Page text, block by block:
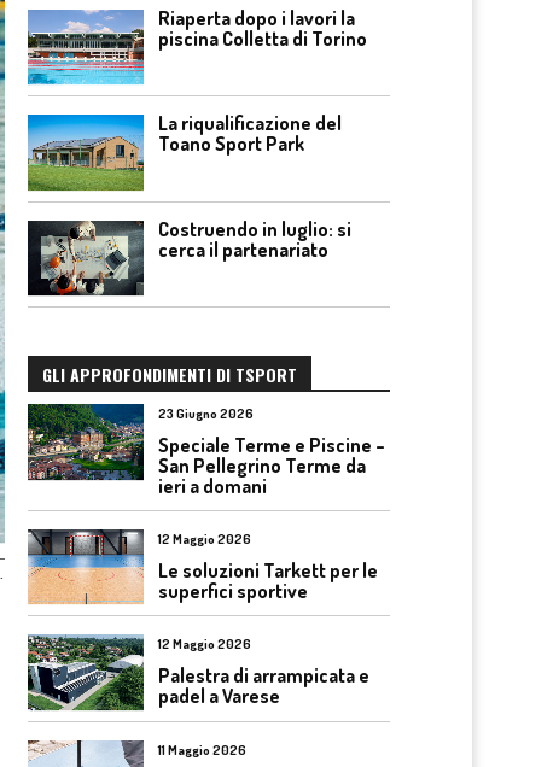
Riaperta dopo i lavori la
piscina Colletta di Torino
La riqualificazione del
Toano Sport Park
Costruendo in luglio: si
cerca il partenariato
GLI APPROFONDIMENTI DI TSPORT
23 Giugno 2026
Speciale Terme e Piscine –
San Pellegrino Terme da
ieri a domani
12 Maggio 2026
Le soluzioni Tarkett per le
superfici sportive
12 Maggio 2026
Palestra di arrampicata e
padel a Varese
11 Maggio 2026